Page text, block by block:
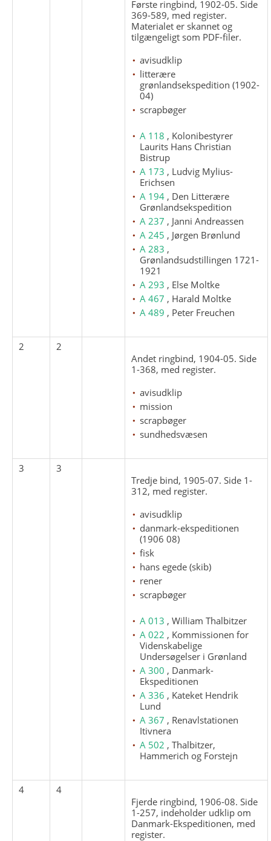
Første ringbind, 1902-05. Side
369-589, med register.
Materialet er skannet og
tilgængeligt som PDF-filer.
avisudklip
litterære
grønlandsekspedition (1902-
04)
scrapbøger
A 118 , Kolonibestyrer
Laurits Hans Christian
Bistrup
A 173 , Ludvig Mylius-
Erichsen
A 194 , Den Litterære
Grønlandsekspedition
A 237 , Janni Andreassen
A 245 , Jørgen Brønlund
A 283 ,
Grønlandsudstillingen 1721-
1921
A 293 , Else Moltke
A 467 , Harald Moltke
A 489 , Peter Freuchen
2
2
Andet ringbind, 1904-05. Side
1-368, med register.
avisudklip
mission
scrapbøger
sundhedsvæsen
3
3
Tredje bind, 1905-07. Side 1-
312, med register.
avisudklip
danmark-ekspeditionen
(1906 08)
fisk
hans egede (skib)
rener
scrapbøger
A 013 , William Thalbitzer
A 022 , Kommissionen for
Videnskabelige
Undersøgelser i Grønland
A 300 , Danmark-
Ekspeditionen
A 336 , Kateket Hendrik
Lund
A 367 , Renavlstationen
Itivnera
A 502 , Thalbitzer,
Hammerich og Forstejn
4
4
Fjerde ringbind, 1906-08. Side
1-257, indeholder udklip om
Danmark-Ekspeditionen, med
register.